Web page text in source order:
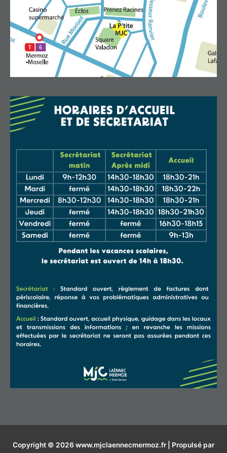
Copyright © 2026 www.mjclaennecmermoz.fr| Propulsé par